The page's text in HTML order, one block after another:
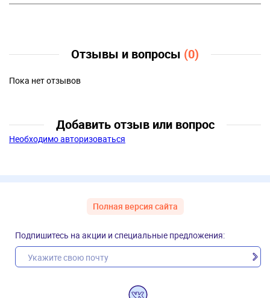
Отзывы и вопросы (0)
Пока нет отзывов
Добавить отзыв или вопрос
Необходимо авторизоваться
Полная версия сайта
Подпишитесь на акции и специальные предложения: